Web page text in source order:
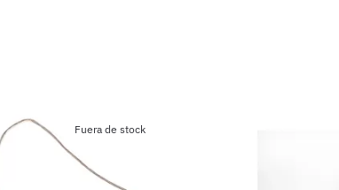
Fuera de stock